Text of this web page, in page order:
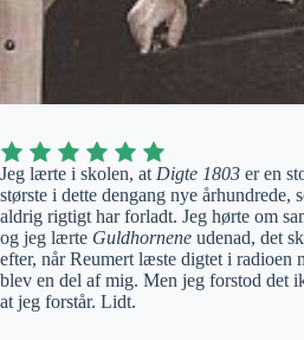
Jeg lærte i skolen, at Digte 1803 er en
største i dette dengang nye århundrede,
aldrig rigtigt har forladt. Jeg hørte om
og jeg lærte Guldhornene udenad, det
efter, når Reumert læste digtet i radioen
blev en del af mig. Men jeg forstod det
at jeg forstår. Lidt.